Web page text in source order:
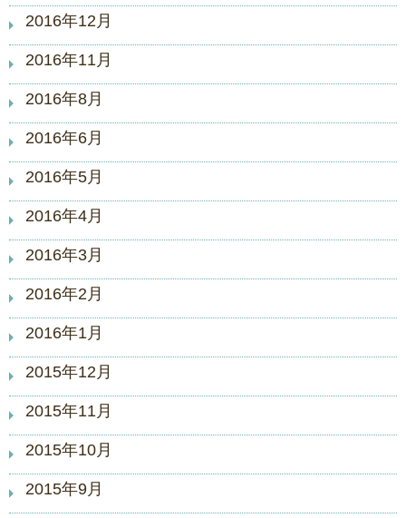
2016年12月
2016年11月
2016年8月
2016年6月
2016年5月
2016年4月
2016年3月
2016年2月
2016年1月
2015年12月
2015年11月
2015年10月
2015年9月